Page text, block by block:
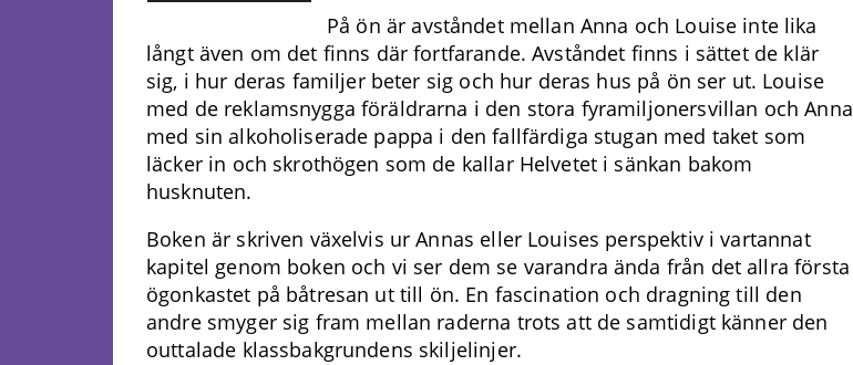
På ön är avståndet mellan Anna och Louise inte lika
långt även om det finns där fortfarande. Avståndet finns i sättet de klär
sig, i hur deras familjer beter sig och hur deras hus på ön ser ut. Louise
med de reklamsnygga föräldrarna i den stora fyramiljonersvillan och Anna
med sin alkoholiserade pappa i den fallfärdiga stugan med taket som
läcker in och skrothögen som de kallar Helvetet i sänkan bakom
husknuten.
Boken är skriven växelvis ur Annas eller Louises perspektiv i vartannat
kapitel genom boken och vi ser dem se varandra ända från det allra första
ögonkastet på båtresan ut till ön. En fascination och dragning till den
andre smyger sig fram mellan raderna trots att de samtidigt känner den
outtalade klassbakgrundens skiljelinjer.